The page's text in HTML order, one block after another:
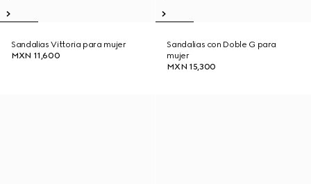
Sandalias Vittoria para mujer
MXN 11,600
Sandalias con Doble G para
mujer
MXN 15,300